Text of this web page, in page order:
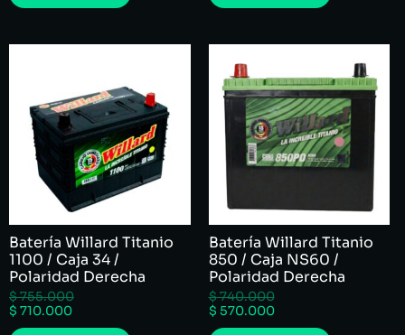
Batería Willard Titanio
1100 / Caja 34 /
Polaridad Derecha
$755.000
$ 710.000
Batería Willard Titanio
850 / Caja NS60 /
Polaridad Derecha
$740.000
$ 570.000